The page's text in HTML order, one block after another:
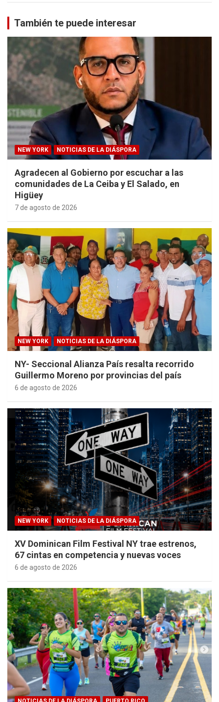
También te puede interesar
NEW YORK NOTICIAS DE LA DIÁSPORA
Agradecen al Gobierno por escuchar a las
comunidades de La Ceiba y El Salado, en
Higüey
7 de agosto de 2026
NEW YORK NOTICIAS DE LA DIÁSPORA
NY- Seccional Alianza País resalta recorrido
Guillermo Moreno por provincias del país
6 de agosto de 2026
NEW YORK NOTICIAS DE LA DIÁSPORA
XV Dominican Film Festival NY trae estrenos,
67 cintas en competencia y nuevas voces
6 de agosto de 2026